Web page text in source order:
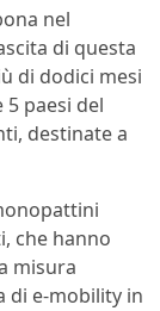
nel
di questa
di dodici mesi
paesi del
destinate a
che hanno
misura
di e-mobility in